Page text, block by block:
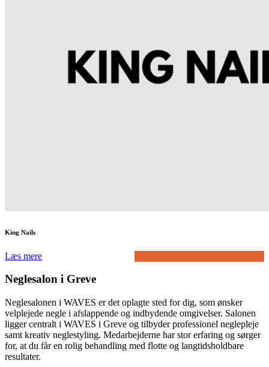
King Nails
Læs mere
Neglesalon i Greve
Neglesalonen i WAVES er det oplagte sted for dig, som ønsker
velplejede negle i afslappende og indbydende omgivelser. Salonen
ligger centralt i WAVES i Greve og tilbyder professionel neglepleje
samt kreativ neglestyling. Medarbejderne har stor erfaring og sørger
for, at du får en rolig behandling med flotte og langtidsholdbare
resultater.